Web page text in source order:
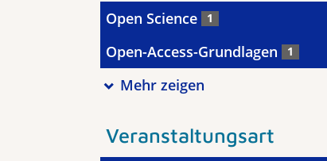
Open Science 1
Open-Access-Grundlagen 1
Mehr zeigen
Veranstaltungsart